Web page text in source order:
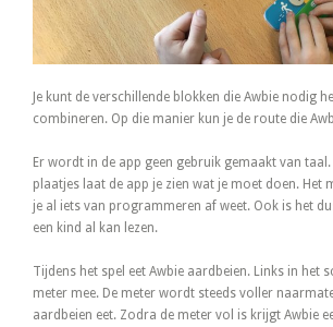
Je kunt de verschillende blokken die Awbie nodig
combineren. Op die manier kun je de route die
Er wordt in de app geen gebruik gemaakt van
plaatjes laat de app je zien wat je moet doen. Het
je al iets van programmeren af weet. Ook is het
een kind al kan lezen.
Tijdens het spel eet Awbie aardbeien. Links in het
meter mee. De meter wordt steeds voller
aardbeien eet. Zodra de meter vol is krijgt Awbie